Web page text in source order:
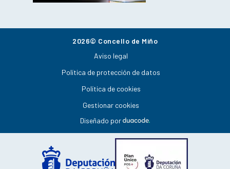
2026© Concello de Miño
Aviso legal
Política de protección de datos
Política de cookies
Gestionar cookies
Diseñado por